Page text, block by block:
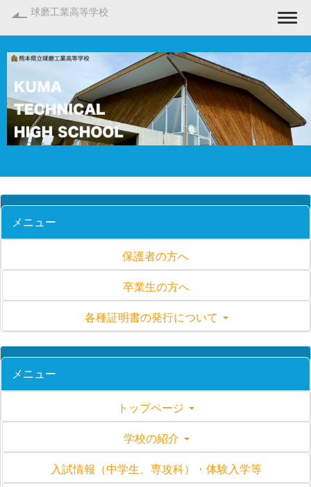
球磨工業高等学校
メニュー
保護者の方へ
卒業生の方へ
各種証明書の発行について
メニュー
トップページ
学校の紹介
入試情報（中学生、専攻科）・体験入学等